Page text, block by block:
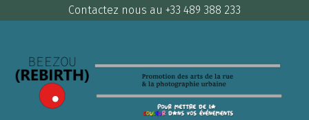
Contactez nous au +33 489 388 233